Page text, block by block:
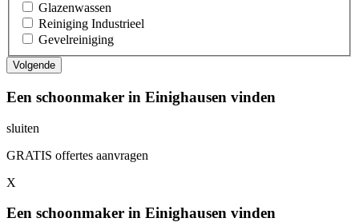
Glazenwassen
Reiniging Industrieel
Gevelreiniging
Een schoonmaker in Einighausen vinden
sluiten
GRATIS offertes aanvragen
X
Een schoonmaker in Einighausen vinden